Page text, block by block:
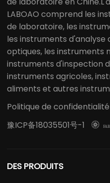
LABOAO comprend les
de laboratoire, les
les instruments d'analyse
optiques, les instruments
instruments d'inspection
instruments agricoles,
aliments et autres
Politique de confidentialité
豫ICP备18035501号-1

DES PRODUITS